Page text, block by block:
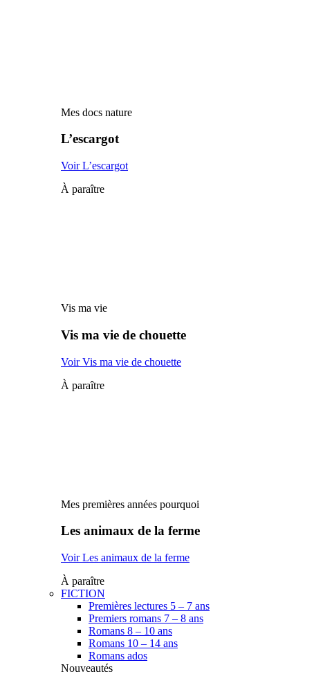
Mes docs nature
L’escargot
Voir L’escargot
À paraître
Vis ma vie
Vis ma vie de chouette
Voir Vis ma vie de chouette
À paraître
Mes premières années pourquoi
Les animaux de la ferme
Voir Les animaux de la ferme
À paraître
FICTION
Premières lectures 5 – 7 ans
Premiers romans 7 – 8 ans
Romans 8 – 10 ans
Romans 10 – 14 ans
Romans ados
Nouveautés